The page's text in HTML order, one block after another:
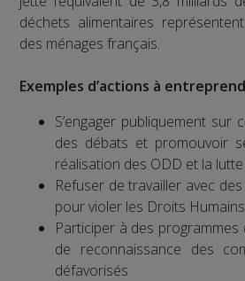
déchets alimentaires
des ménages français.
Exemples d’actions à
S’engager publiquement sur
des débats et promouvoir
réalisation des ODD et la
Refuser de travailler avec
pour violer les Droits Humains
Participer à des
de reconnaissance des
défavorisés